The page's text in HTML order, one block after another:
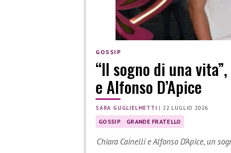
GOSSIP
“Il sogno di una
e Alfonso D’Apice
SARA GUGLIELMETTI |22 LUGLIO 2026
GOSSIP GRANDE FRATELLO
Chiara Cainelli e Alfonso D’Apice, un